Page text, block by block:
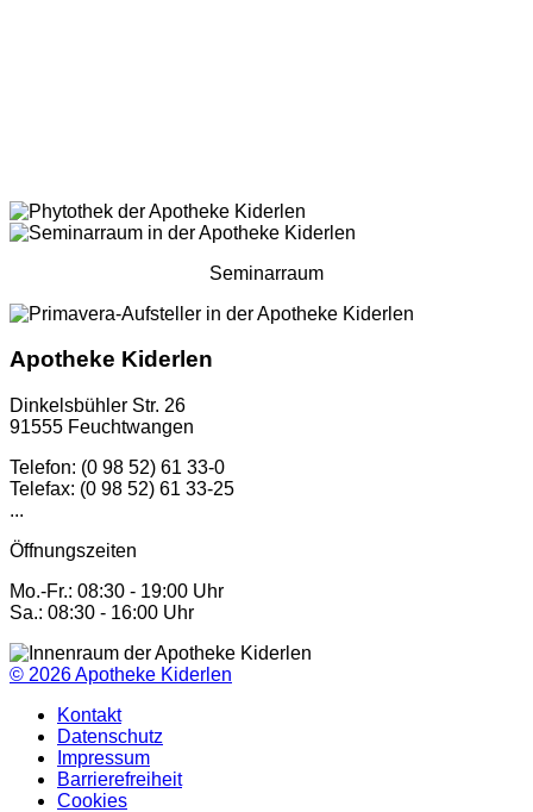
Seminarraum
Apotheke Kiderlen
Dinkelsbühler Str. 26
91555 Feuchtwangen
Telefon: (0 98 52) 61 33-0
Telefax: (0 98 52) 61 33-25
...
Öffnungszeiten
Mo.-Fr.: 08:30 - 19:00 Uhr
Sa.: 08:30 - 16:00 Uhr
© 2026Apotheke Kiderlen
Kontakt
Datenschutz
Impressum
Barrierefreiheit
Cookies